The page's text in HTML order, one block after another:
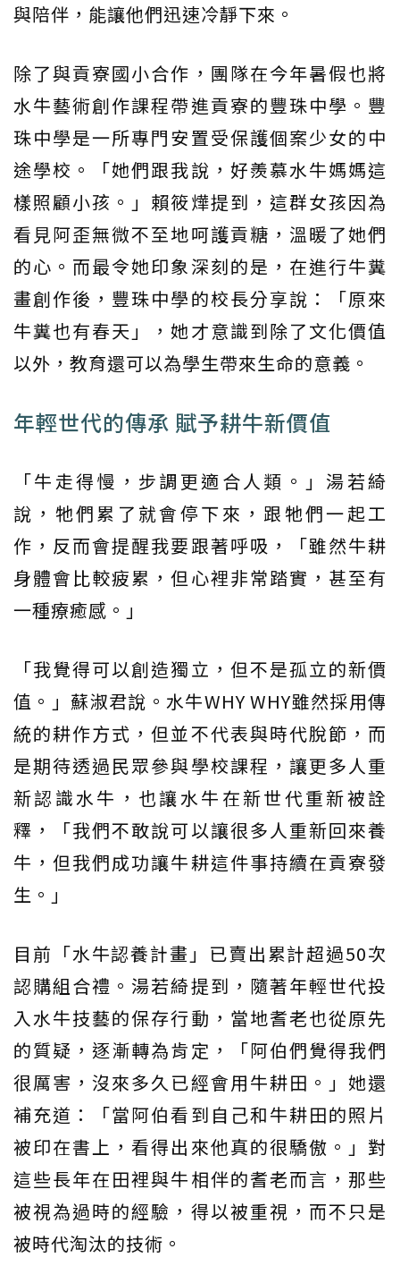
與陪伴，能讓他們迅速冷靜下來。
除了與貢寮國小合作，團隊在今年暑假也將
水牛藝術創作課程帶進貢寮的豐珠中學。豐
珠中學是一所專門安置受保護個案少女的中
途學校。「她們跟我說，好羨慕水牛媽媽這
樣照顧小孩。」賴筱燁提到，這群女孩因為
看見阿歪無微不至地呵護貢糖，溫暖了她們
的心。而最令她印象深刻的是，在進行牛糞
畫創作後，豐珠中學的校長分享說：「原來
牛糞也有春天」，她才意識到除了文化價值
以外，教育還可以為學生帶來生命的意義。
年輕世代的傳承 賦予耕牛新價值
「牛走得慢，步調更適合人類。」湯若綺
說，牠們累了就會停下來，跟牠們一起工
作，反而會提醒我要跟著呼吸，「雖然牛耕
身體會比較疲累，但心裡非常踏實，甚至有
一種療癒感。」
「我覺得可以創造獨立，但不是孤立的新價
值。」蘇淑君說。水牛WHY WHY雖然採用傳
統的耕作方式，但並不代表與時代脫節，而
是期待透過民眾參與學校課程，讓更多人重
新認識水牛，也讓水牛在新世代重新被詮
釋，「我們不敢說可以讓很多人重新回來養
牛，但我們成功讓牛耕這件事持續在貢寮發
生。」
目前「水牛認養計畫」已賣出累計超過50次
認購組合禮。湯若綺提到，隨著年輕世代投
入水牛技藝的保存行動，當地耆老也從原先
的質疑，逐漸轉為肯定，「阿伯們覺得我們
很厲害，沒來多久已經會用牛耕田。」她還
補充道：「當阿伯看到自己和牛耕田的照片
被印在書上，看得出來他真的很驕傲。」對
這些長年在田裡與牛相伴的耆老而言，那些
被視為過時的經驗，得以被重視，而不只是
被時代淘汰的技術。